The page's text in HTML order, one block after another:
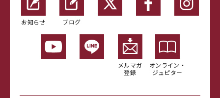
お知らせ ブログ
メルマガ
登録
オンライン・
ジュピター